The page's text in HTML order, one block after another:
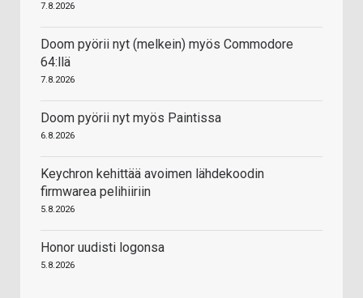
7.8.2026
Doom pyörii nyt (melkein) myös Commodore
64:llä
7.8.2026
Doom pyörii nyt myös Paintissa
6.8.2026
Keychron kehittää avoimen lähdekoodin
firmwarea pelihiiriin
5.8.2026
Honor uudisti logonsa
5.8.2026